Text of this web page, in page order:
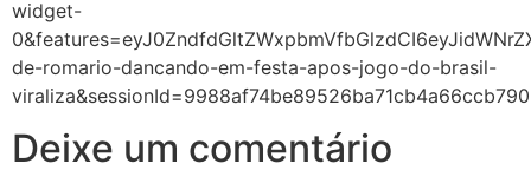
widget-
de-romario-dancando-em-festa-apos-jogo-do-brasil-
Deixe um comentário